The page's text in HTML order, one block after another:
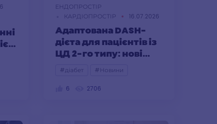
ЕНДОПРОСТІР
КАРДІОПРОСТІР
16.07.2026
Адаптована DASH-
дієта для пацієнтів із
ЦД 2-го типу: нові
дані
#діабет #Новини
6 2706